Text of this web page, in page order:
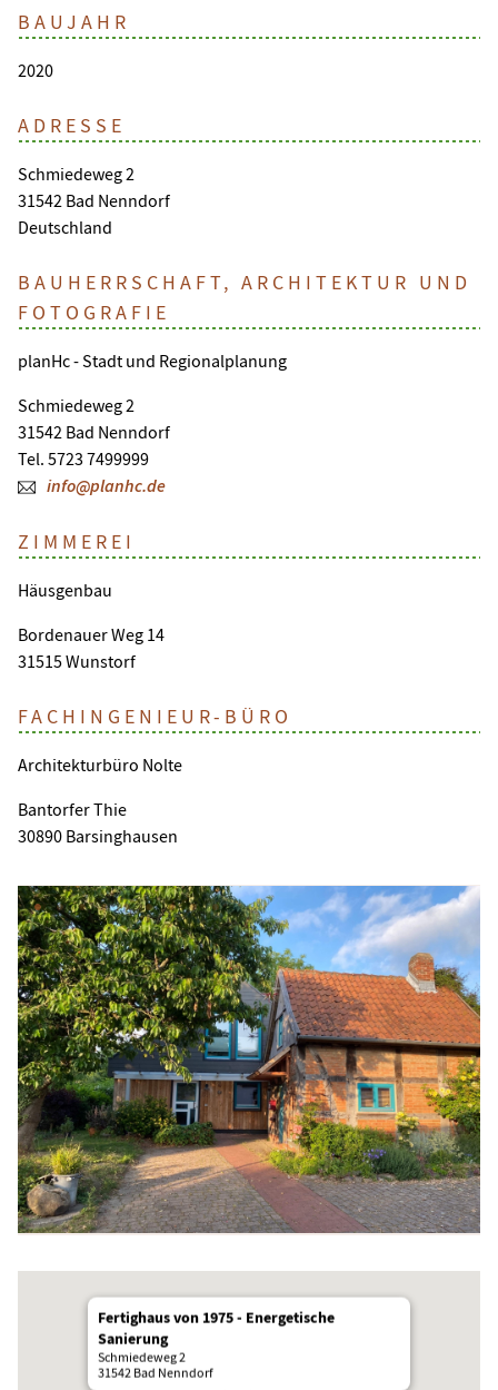
BAUJAHR
2020
ADRESSE
Schmiedeweg 2
31542 Bad Nenndorf
Deutschland
BAUHERRSCHAFT, ARCHITEKTUR UND
FOTOGRAFIE
planHc - Stadt und Regionalplanung
Schmiedeweg 2
31542 Bad Nenndorf
Tel. 5723 7499999
info@planhc.de
ZIMMEREI
Häusgenbau
Bordenauer Weg 14
31515 Wunstorf
FACHINGENIEUR-BÜRO
Architekturbüro Nolte
Bantorfer Thie
30890 Barsinghausen
Fertighaus von 1975 - Energetische
Sanierung
Schmiedeweg 2
31542 Bad Nenndorf